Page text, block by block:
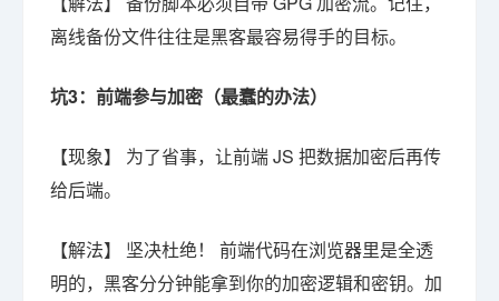
离线备份文件往往是黑客最容易得手的目标。
坑3：前端参与加密（最蠢的办法）
【现象】 为了省事，让前端 JS 把数据加密后再传
给后端。
【解法】 坚决杜绝！ 前端代码在浏览器里是全透
明的，黑客分分钟能拿到你的加密逻辑和密钥。加